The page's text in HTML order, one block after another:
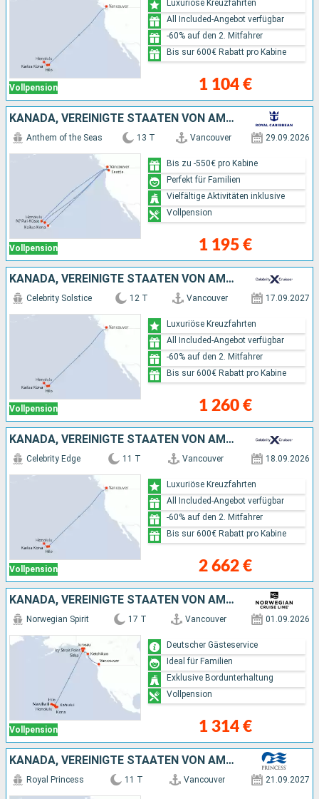
Vollpension 1 104 €
Luxuriöse Kreuzfahrten
All Included-Angebot verfügbar
-60% auf den 2. Mitfahrer
Bis sur 600€ Rabatt pro Kabine
KANADA, VEREINIGTE STAATEN VON AMERIKA
Vollpension
Anthem of the Seas 13 T Vancouver 29.09.2026
1 195 €
Bis zu -550€ pro Kabine
Perfekt für Familien
Vielfältige Aktivitäten inklusive
Vollpension
KANADA, VEREINIGTE STAATEN VON AMERIKA
Vollpension
Celebrity Solstice 12 T Vancouver 17.09.2027
1 260 €
Luxuriöse Kreuzfahrten
All Included-Angebot verfügbar
-60% auf den 2. Mitfahrer
Bis sur 600€ Rabatt pro Kabine
KANADA, VEREINIGTE STAATEN VON AMERIKA
Vollpension
Celebrity Edge 11 T Vancouver 18.09.2026
2 662 €
Luxuriöse Kreuzfahrten
All Included-Angebot verfügbar
-60% auf den 2. Mitfahrer
Bis sur 600€ Rabatt pro Kabine
KANADA, VEREINIGTE STAATEN VON AMERIKA
Vollpension
Norwegian Spirit 17 T Vancouver 01.09.2026
1 314 €
Deutscher Gästeservice
Ideal für Familien
Exklusive Bordunterhaltung
Vollpension
KANADA, VEREINIGTE STAATEN VON AMERIKA
Royal Princess 11 T Vancouver 21.09.2027